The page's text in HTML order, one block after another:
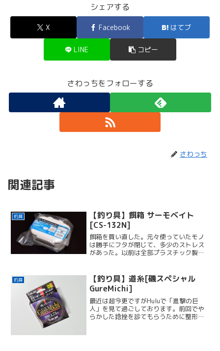
シェアする
X Facebook はてブ
LINE コピー
さわっちをフォローする
さわっち
関連記事
釣具
【釣り具】餌箱 サーモベイト
[CS-132N]
餌箱を買い直した。元々使っていたモノ
は勝手にフタが閉じて、多少のストレス
があった。以前は全部プラスチック製の
釣具
【釣り具】道糸[磯スペシャル
GureMichi]
最近は超今更ですがHuluで「進撃の巨
人」を見て過ごしております。前回でや
らかした捻挫を診てもらうために整形外